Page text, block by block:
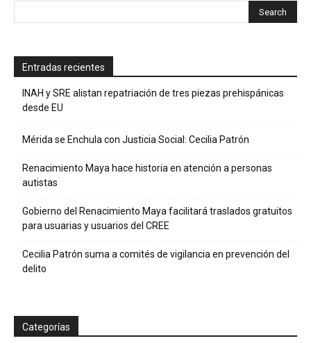
Entradas recientes
INAH y SRE alistan repatriación de tres piezas prehispánicas
desde EU
Mérida se Enchula con Justicia Social: Cecilia Patrón
Renacimiento Maya hace historia en atención a personas
autistas
Gobierno del Renacimiento Maya facilitará traslados gratuitos
para usuarias y usuarios del CREE
Cecilia Patrón suma a comités de vigilancia en prevención del
delito
Categorías